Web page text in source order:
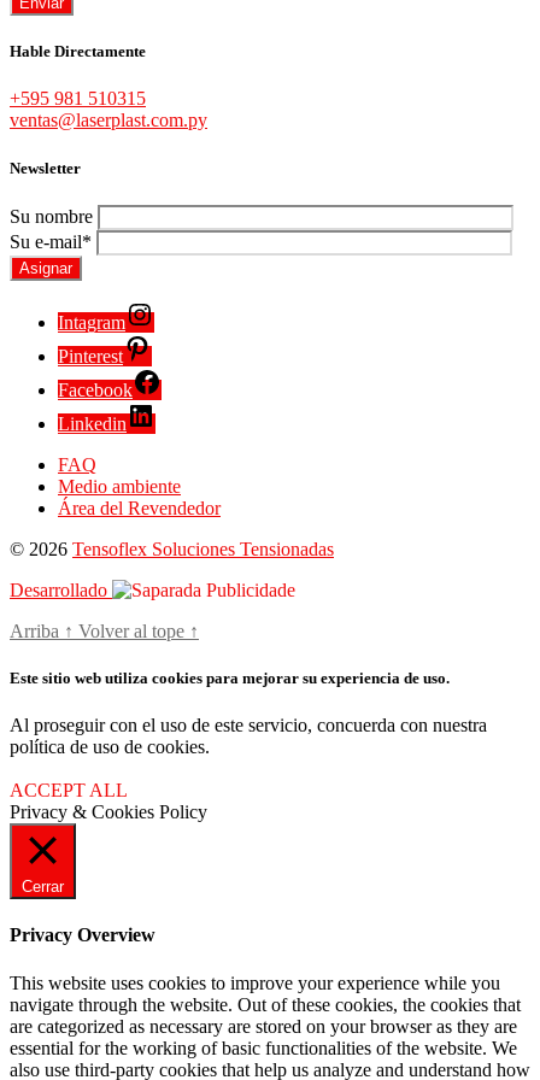
Hable Directamente
+595 981 510315
ventas@laserplast.com.py
Newsletter
Su nombre
Su e-mail*
Intagram
Pinterest
Facebook
Linkedin
FAQ
Medio ambiente
Área del Revendedor
© 2026 Tensoflex Soluciones Tensionadas
Desarrollado
Arriba ↑ Volver al tope ↑
Este sitio web utiliza cookies para mejorar su experiencia de uso.
Al proseguir con el uso de este servicio, concuerda con nuestra
política de uso de cookies.
ACCEPT ALL
Privacy & Cookies Policy
Cerrar
Privacy Overview
This website uses cookies to improve your experience while you
navigate through the website. Out of these cookies, the cookies that
are categorized as necessary are stored on your browser as they are
essential for the working of basic functionalities of the website. We
also use third-party cookies that help us analyze and understand how